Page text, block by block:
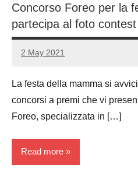
Concorso Foreo per la
partecipa al foto
2 May 2021
Luca
No
La festa della mamma si
concorsi a premi che vi
Foreo, specializzata in […]
Read more